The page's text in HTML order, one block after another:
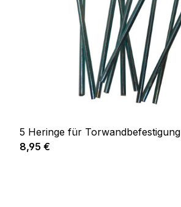
5 Heringe für Torwandbefestigung
Prix régulier :
8,95 €